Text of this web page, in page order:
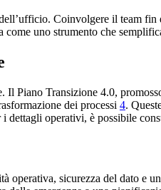
Coinvolgere il team
uno strumento che
Piano Transizione 4.0,
dei processi 4.
dettagli operativi, è possibile
sicurezza del dato e